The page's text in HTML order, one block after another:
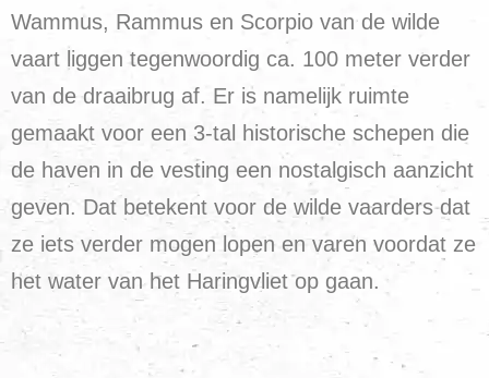
Wammus, Rammus en Scorpio van de wilde
vaart liggen tegenwoordig ca. 100 meter verder
van de draaibrug af. Er is namelijk ruimte
gemaakt voor een 3-tal historische schepen die
de haven in de vesting een nostalgisch aanzicht
geven. Dat betekent voor de wilde vaarders dat
ze iets verder mogen lopen en varen voordat ze
het water van het Haringvliet op gaan.